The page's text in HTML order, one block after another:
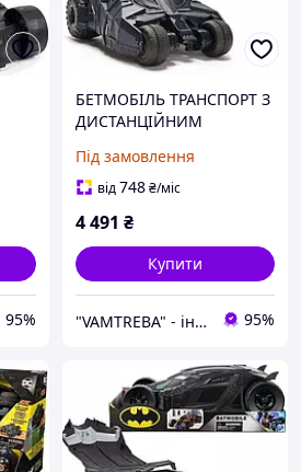
95%
БЕТМОБІЛЬ ТРАНСПОРТ З
ДИСТАНЦІЙНИМ
COMICS ТУМБЛЕР РУ
АВТО БЕТМЕН
Під замовлення
від748₴/міс
4 491 ₴
Купити
"VAMTREBA" - інтер'єри мрій тепер доступні для всіх! Ви знайдете тут все з ІК! 95%